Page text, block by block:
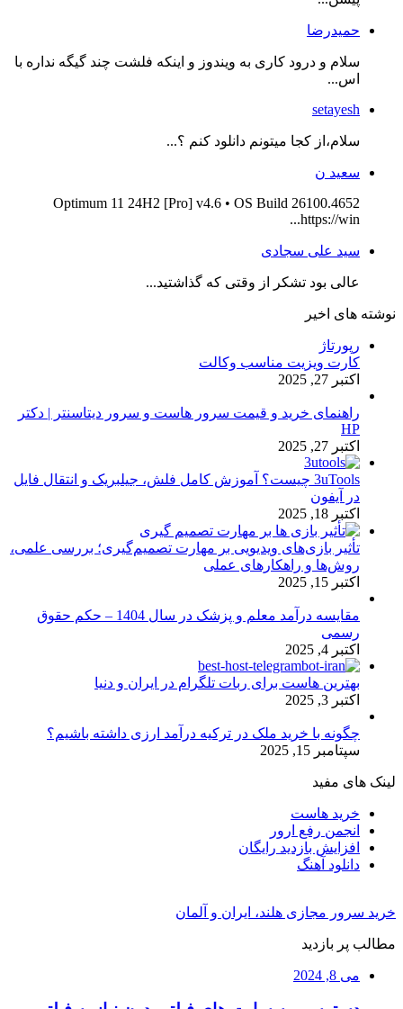
حمیدرضا
سلام و درود کاری به ویندوز و اینکه فلشت چند گیگه نداره با
اس...
setayesh
سلام،از کجا میتونم دانلود کنم ؟...
سعید ن
Optimum 11 24H2 [Pro] v4.6 • OS Build 26100.4652
https://win...
سید علی سجادی
عالی بود تشکر از وقتی که گذاشتید...
نوشته های اخیر
رپورتاژ
کارت ویزیت مناسب وکالت
اکتبر 27, 2025
راهنمای خرید و قیمت سرور هاست و سرور دیتاسنتر | دکتر
HP
اکتبر 27, 2025
3uTools چیست؟ آموزش کامل فلش، جیلبریک و انتقال فایل
در آیفون
اکتبر 18, 2025
تأثیر بازی‌های ویدیویی بر مهارت تصمیم‌گیری؛ بررسی علمی،
روش‌ها و راهکارهای عملی
اکتبر 15, 2025
مقایسه درآمد معلم و پزشک در سال 1404 – حکم حقوق
رسمی
اکتبر 4, 2025
بهترین هاست برای ربات تلگرام در ایران و دنیا
اکتبر 3, 2025
چگونه با خرید ملک در ترکیه درآمد ارزی داشته باشیم؟
سپتامبر 15, 2025
لینک های مفید
خرید هاست
انجمن رفع ارور
افزایش بازدید رایگان
دانلود آهنگ
خرید سرور مجازی هلند، ایران و آلمان
مطالب پر بازدید
می 8, 2024